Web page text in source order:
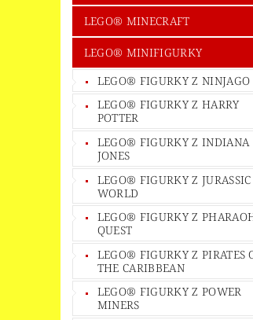
LEGO® MINECRAFT
LEGO® MINIFIGURKY
LEGO® FIGURKY Z NINJAGO
LEGO® FIGURKY Z HARRY
POTTER
LEGO® FIGURKY Z INDIANA
JONES
LEGO® FIGURKY Z JURASSIC
WORLD
LEGO® FIGURKY Z
QUEST
LEGO® FIGURKY Z PIRATES
THE CARIBBEAN
LEGO® FIGURKY Z POWER
MINERS